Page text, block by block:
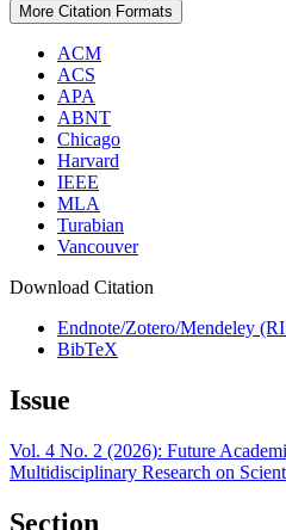
More Citation Formats
ACM
ACS
APA
ABNT
Chicago
Harvard
IEEE
MLA
Turabian
Vancouver
Download Citation
Endnote/Zotero/Mendeley
BibTeX
Issue
Vol. 4 No. 2 (2026): Future
Multidisciplinary Research on
Section